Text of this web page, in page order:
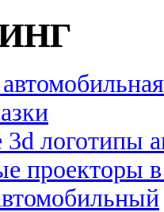
логотипы
проекторы